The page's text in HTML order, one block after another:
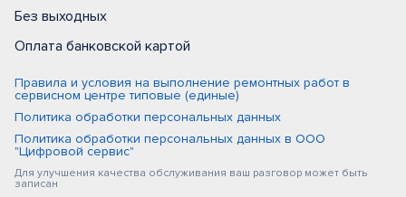
Без выходных
Оплата банковской картой
Правила и условия на выполнение ремонтных работ в
сервисном центре типовые (единые)
Политика обработки персональных данных
Политика обработки персональных данных в ООО
"Цифровой сервис"
Для улучшения качества обслуживания ваш разговор может быть
записан